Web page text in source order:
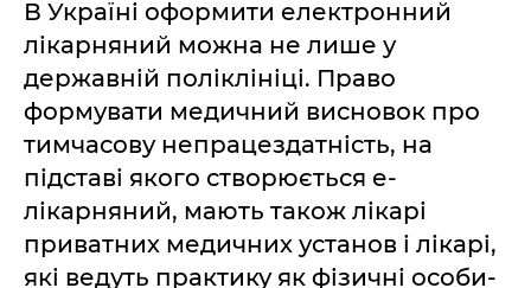
В Україні оформити електронний
лікарняний можна не лише у
державній поліклініці. Право
формувати медичний висновок про
тимчасову непрацездатність, на
підставі якого створюється е-
лікарняний, мають також лікарі
приватних медичних установ і лікарі,
які ведуть практику як фізичні особи-